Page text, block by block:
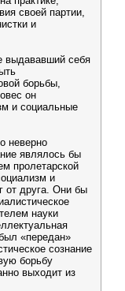
своей партии,
и
выдававший себя
борьбы,
он
и социальные
неверно
являлось бы
пролетарской
и
от друга. Они бы
науки
«передан»
сознание
борьбу
выходит из